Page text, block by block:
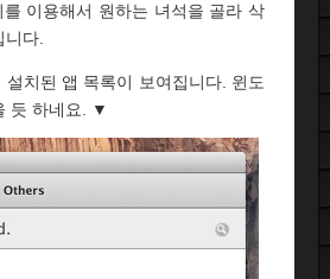
이용해서 원하는 녀석을 골라 삭
다.
치된 앱 목록이 보여집니다. 윈도
듯 하네요. ▼